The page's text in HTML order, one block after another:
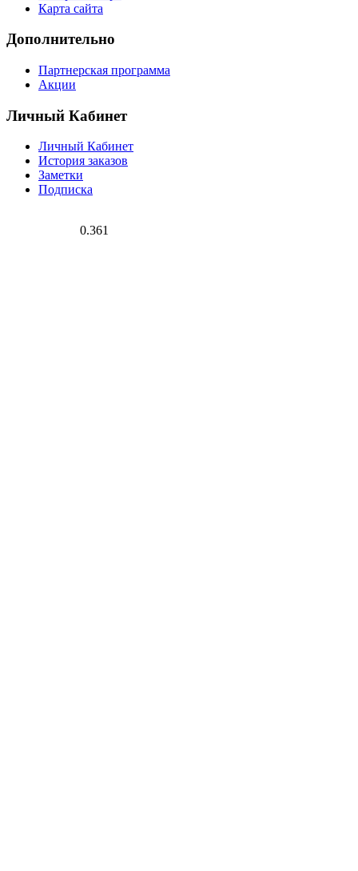
Карта сайта
Дополнительно
Партнерская программа
Акции
Личный Кабинет
Личный Кабинет
История заказов
Заметки
Подписка
0.361